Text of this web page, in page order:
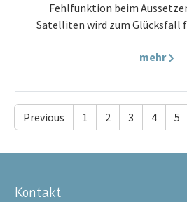
Fehlfunktion beim
Satelliten wird zum Glücksfall
mehr
Previous 1 2 3 4 5
Kontakt